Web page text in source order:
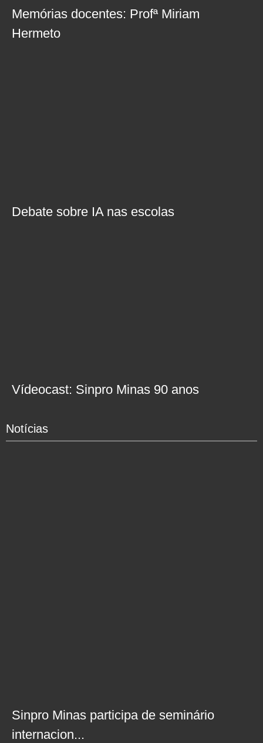
Memórias docentes: Profª Miriam
Hermeto
Debate sobre IA nas escolas
Vídeocast: Sinpro Minas 90 anos
Notícias
Sinpro Minas participa de seminário
internacion...